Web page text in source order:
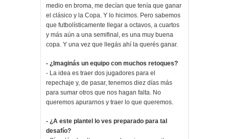
medio en broma, me decían que tenía que ganar
el clásico y la Copa. Y lo hicimos. Pero sabemos
que futbolísticamente llegar a octavos, a cuartos
y más aún a una semifinal, es una muy buena
copa. Y una vez que llegás ahí la querés ganar.
- ¿Imaginás un equipo con muchos retoques?
- La idea es traer dos jugadores para el
repechaje y, de pasar, tenemos diez días más
para sumar otros que nos hagan falta. No
queremos apurarnos y traer lo que queremos.
- ¿A este plantel lo ves preparado para tal
desafío?